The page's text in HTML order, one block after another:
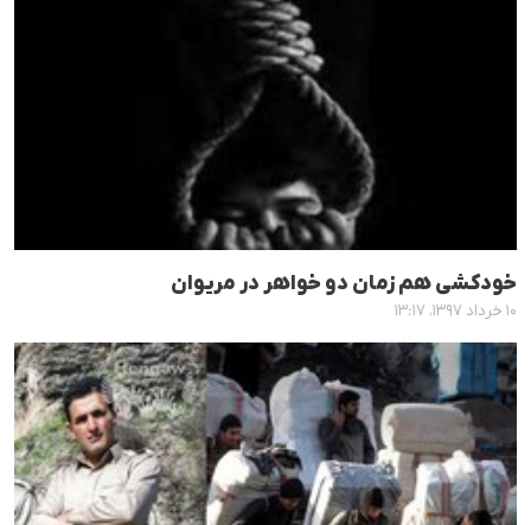
خودکشی هم زمان دو خواهر در مریوان
۱۰ خرداد ۱۳۹۷، ۱۳:۱۷